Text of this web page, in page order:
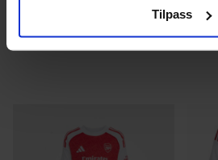
Tilpass
Dette
flere
varianter.
1199